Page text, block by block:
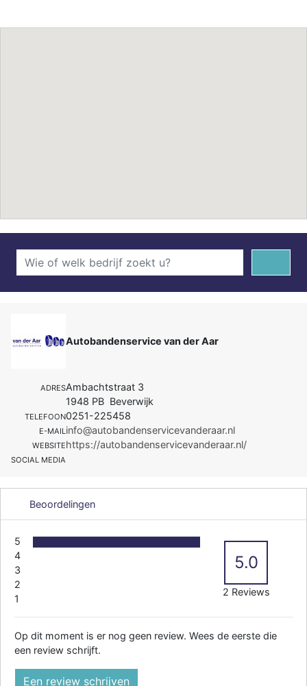
Autobandenservice van der Aar
ADRESAmbachtstraat 3
1948 PB Beverwijk
TELEFOON0251-225458
E-MAILinfo@autobandenservicevanderaar.nl
WEBSITEhttps://autobandenservicevanderaar.nl/
SOCIAL MEDIA
Beoordelingen
5
4
3
2
1
5.0
2 Reviews
Op dit moment is er nog geen review. Wees de eerste die
een review schrijft.
Een review schrijven